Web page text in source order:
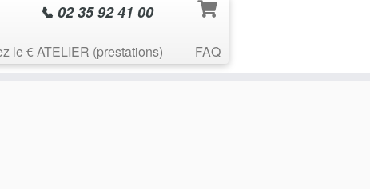
📞 02 35 92 41 00
le € ATELIER (prestations) FAQ